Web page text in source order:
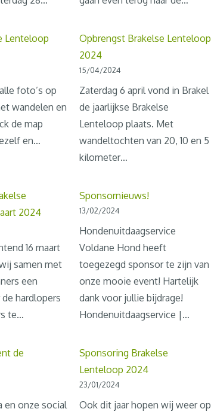
Lenteloop
foto’s op
wandelen en
de map
en…
Opbrengst Brakelse Lenteloop
2024
15/04/2024
Zaterdag 6 april vond in Brakel
de jaarlijkse Brakelse
Lenteloop plaats. Met
wandeltochten van 20, 10 en 5
kilometer…
2024
16 maart
samen met
een
hardlopers
te…
Sponsornieuws!
13/02/2024
Hondenuitdaagservice
Voldane Hond heeft
toegezegd sponsor te zijn van
onze mooie event! Hartelijk
dank voor jullie bijdrage!
Hondenuitdaagservice |…
de
en onze social
Sponsoring Brakelse
Lenteloop 2024
23/01/2024
Ook dit jaar hopen wij weer op